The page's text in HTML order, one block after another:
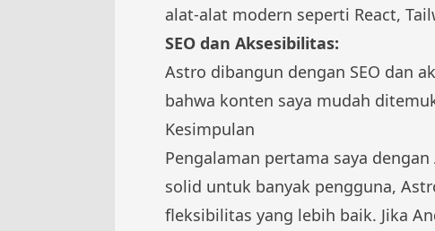
alat-alat modern seperti React,
SEO dan Aksesibilitas:
Astro dibangun dengan SEO dan
bahwa konten saya mudah
Kesimpulan
Pengalaman pertama saya
solid untuk banyak pengguna,
fleksibilitas yang lebih baik. Jika